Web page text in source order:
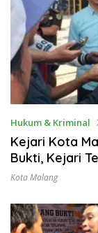
Hukum & Kriminal
Kejari Kota
Bukti, Kejari
Akuntabilitas
Kota Malang